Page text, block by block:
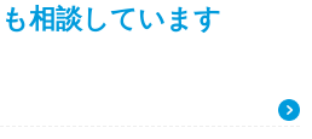
相談しています